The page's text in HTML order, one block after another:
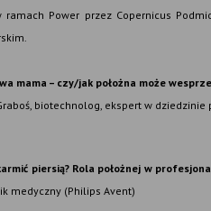
ramach Power przez Copernicus
mama – czy/jak położna może
biotechnolog, ekspert w
piersią? Rola położnej w
medyczny (Philips Avent)